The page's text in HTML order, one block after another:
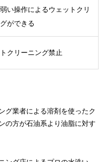
い操作によるウェットクリ
ができる
クリーニング禁止
グ業者による溶剤を使ったク
の方が石油系より油脂に対す